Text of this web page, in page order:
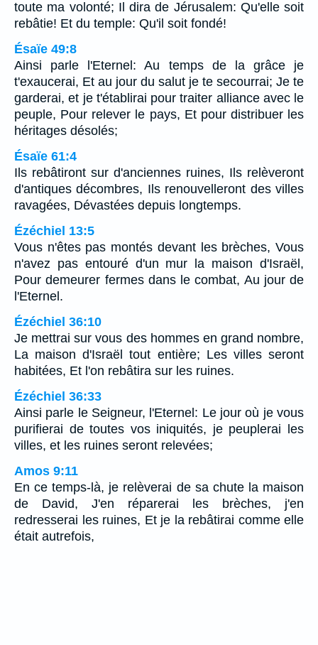
toute ma volonté; Il dira de Jérusalem: Qu'elle soit
rebâtie! Et du temple: Qu'il soit fondé!
Ésaïe 49:8
Ainsi parle l'Eternel: Au temps de la grâce je
t'exaucerai, Et au jour du salut je te secourrai; Je te
garderai, et je t'établirai pour traiter alliance avec le
peuple, Pour relever le pays, Et pour distribuer les
héritages désolés;
Ésaïe 61:4
Ils rebâtiront sur d'anciennes ruines, Ils relèveront
d'antiques décombres, Ils renouvelleront des villes
ravagées, Dévastées depuis longtemps.
Ézéchiel 13:5
Vous n'êtes pas montés devant les brèches, Vous
n'avez pas entouré d'un mur la maison d'Israël,
Pour demeurer fermes dans le combat, Au jour de
l'Eternel.
Ézéchiel 36:10
Je mettrai sur vous des hommes en grand nombre,
La maison d'Israël tout entière; Les villes seront
habitées, Et l'on rebâtira sur les ruines.
Ézéchiel 36:33
Ainsi parle le Seigneur, l'Eternel: Le jour où je vous
purifierai de toutes vos iniquités, je peuplerai les
villes, et les ruines seront relevées;
Amos 9:11
En ce temps-là, je relèverai de sa chute la maison
de David, J'en réparerai les brèches, j'en
redresserai les ruines, Et je la rebâtirai comme elle
était autrefois,